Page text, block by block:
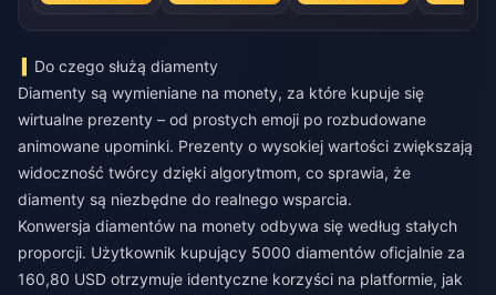
Do czego służą diamenty
Diamenty są wymieniane na monety, za które kupuje się
wirtualne prezenty – od prostych emoji po rozbudowane
animowane upominki. Prezenty o wysokiej wartości zwiększają
widoczność twórcy dzięki algorytmom, co sprawia, że
diamenty są niezbędne do realnego wsparcia.
Konwersja diamentów na monety odbywa się według stałych
proporcji. Użytkownik kupujący 5000 diamentów oficjalnie za
160,80 USD otrzymuje identyczne korzyści na platformie, jak